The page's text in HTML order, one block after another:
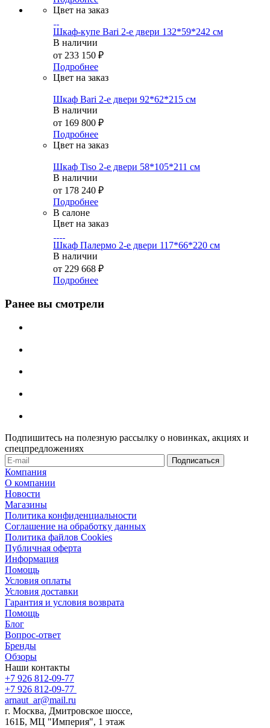
Цвет на заказ
Шкаф-купе Bari 2-е двери 132*59*242 см
В наличии
от 233 150 ₽
Подробнее
Цвет на заказ
Шкаф Bari 2-е двери 92*62*215 см
В наличии
от 169 800 ₽
Подробнее
Цвет на заказ
Шкаф Tiso 2-е двери 58*105*211 см
В наличии
от 178 240 ₽
Подробнее
В салоне
Цвет на заказ
Шкаф Палермо 2-е двери 117*66*220 см
В наличии
от 229 668 ₽
Подробнее
Ранее вы смотрели
Подпишитесь на полезную рассылку о новинках, акциях и
спецпредложениях
Компания
О компании
Новости
Магазины
Политика конфиденциальности
Соглашение на обработку данных
Политика файлов Cookies
Публичная оферта
Информация
Помощь
Условия оплаты
Условия доставки
Гарантия и условия возврата
Помощь
Блог
Вопрос-ответ
Бренды
Обзоры
Наши контакты
+7 926 812-09-77
+7 926 812-09-77
arnaut_ar@mail.ru
г. Москва, Дмитровское шоссе,
161Б, МЦ "Империя", 1 этаж